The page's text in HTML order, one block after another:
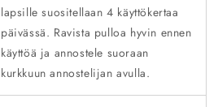
lapsille suositellaan 4 käyttökertaa
päivässä. Ravista pulloa hyvin ennen
käyttöä ja annostele suoraan
kurkkuun annostelijan avulla.